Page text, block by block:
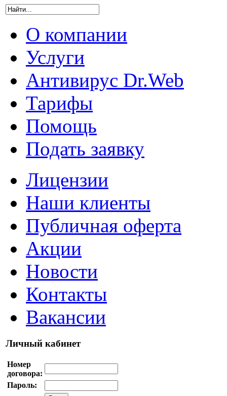
О компании
Услуги
Антивирус Dr.Web
Тарифы
Помощь
Подать заявку
Лицензии
Наши клиенты
Публичная оферта
Акции
Новости
Контакты
Вакансии
Личный кабинет
Номер
договора:
Пароль: